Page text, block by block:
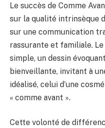
Le succès de Comme
sur la qualité intrinsèque
sur une communication
rassurante et familiale.
simple, un dessin
bienveillante, invitant à
idéalisé, celui d’une
« comme avant ».
Cette volonté de